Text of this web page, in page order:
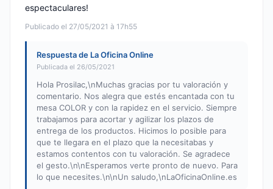
Publicado el 27/05/2021 à 17h55
espectaculares!
Respuesta de La Oficina Online
Publicada el 26/05/2021
Hola Prosilac,\nMuchas gracias por tu valoración y
comentario. Nos alegra que estés encantada con tu
mesa COLOR y con la rapidez en el servicio. Siempre
trabajamos para acortar y agilizar los plazos de
entrega de los productos. Hicimos lo posible para
que te llegara en el plazo que la necesitabas y
estamos contentos con tu valoración. Se agradece
el gesto.\n\nEsperamos verte pronto de nuevo. Para
lo que necesites.\n\nUn saludo,\nLaOficinaOnline.es